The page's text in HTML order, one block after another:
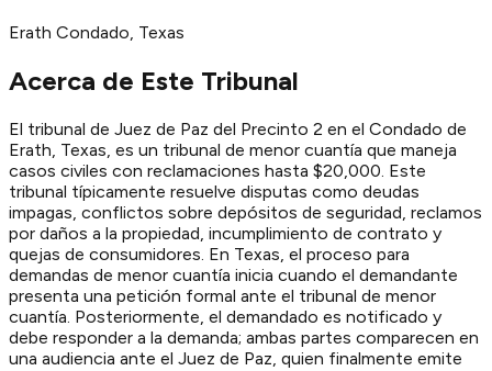
Erath Condado, Texas
Acerca de Este Tribunal
El tribunal de Juez de Paz del Precinto 2 en el Condado de
Erath, Texas, es un tribunal de menor cuantía que maneja
casos civiles con reclamaciones hasta $20,000. Este
tribunal típicamente resuelve disputas como deudas
impagas, conflictos sobre depósitos de seguridad, reclamos
por daños a la propiedad, incumplimiento de contrato y
quejas de consumidores. En Texas, el proceso para
demandas de menor cuantía inicia cuando el demandante
presenta una petición formal ante el tribunal de menor
cuantía. Posteriormente, el demandado es notificado y
debe responder a la demanda; ambas partes comparecen en
una audiencia ante el Juez de Paz, quien finalmente emite